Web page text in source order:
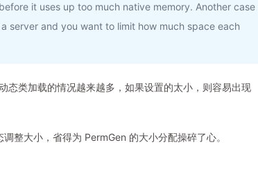
it uses up too much native memory. Another case
server and you want to limit how much space each
态类加载的情况越来越多，如果设置的太小，则容易出现
整大小，省得为 PermGen 的大小分配操碎了心。